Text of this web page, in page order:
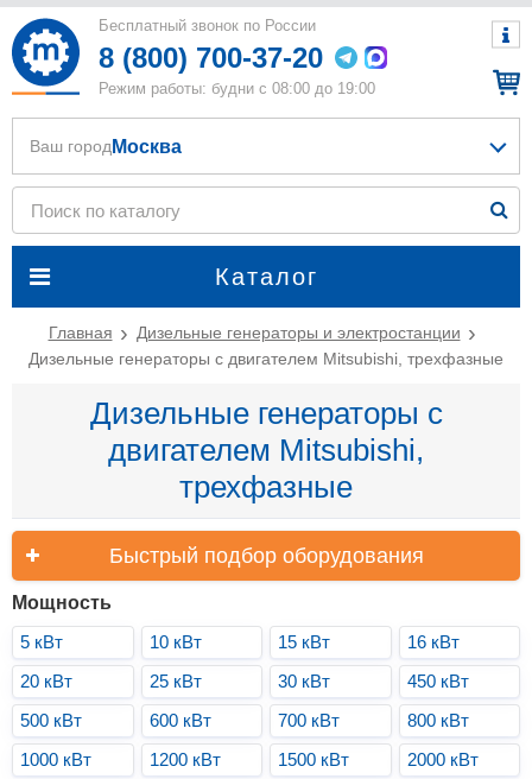
Бесплатный звонок по России
8 (800) 700-37-20
Режим работы: будни с 08:00 до 19:00
Каталог
Ваш город Москва
Главная
Дизельные генераторы и электростанции
Дизельные генераторы с двигателем Mitsubishi, трехфазные
Дизельные генераторы с
двигателем Mitsubishi,
трехфазные
Быстрый подбор оборудования
Мощность
5 кВт
10 кВт 15 кВт
16 кВт
20 кВт
25 кВт 30 кВт
450 кВт
500 кВт
600 кВт 700 кВт
800 кВт
1000 кВт
1200 кВт 1500 кВт 2000 кВт